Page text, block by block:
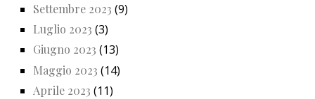
Settembre 2023 (9)
Luglio 2023 (3)
Giugno 2023 (13)
Maggio 2023 (14)
Aprile 2023 (11)